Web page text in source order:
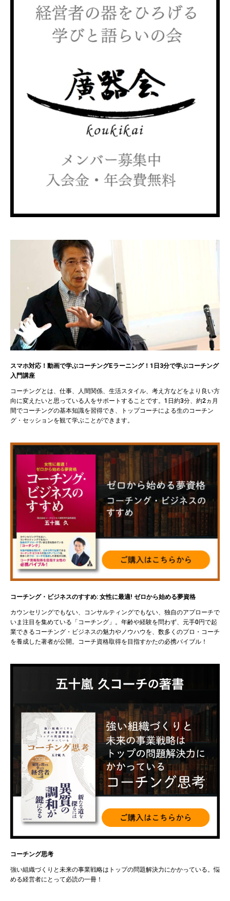
スマホ対応！動画で学ぶコーチングEラーニング！1日3分で学ぶコーチング
入門講座
コーチングとは、仕事、人間関係、生活スタイル、考え方などをより良い方
向に変えたいと思っている人をサポートすることです。1日約3分、約2ヵ月
間でコーチングの基本知識を習得でき、トップコーチによる生のコーチン
グ・セッションを観て学ぶことができます。
コーチング・ビジネスのすすめ: 女性に最適! ゼロから始める夢資格
カウンセリングでもない、コンサルティングでもない、独自のアプローチで
いま注目を集めている「コーチング」。年齢や経験を問わず、元手0円で起
業できるコーチング・ビジネスの魅力やノウハウを、数多くのプロ・コーチ
を養成した著者が公開。コーチ資格取得を目指すかたの必携バイブル！
コーチング思考
強い組織づくりと未来の事業戦略はトップの問題解決力にかかっている。悩
める経営者にとって必読の一冊！